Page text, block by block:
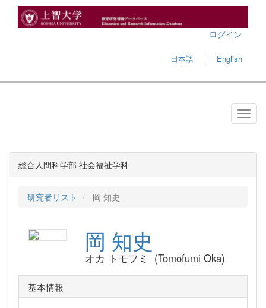
ログイン
日本語 ｜ English
総合人間科学部 社会福祉学科
研究者リスト 岡 知史
岡 知史
オカ トモフミ (Tomofumi Oka)
基本情報